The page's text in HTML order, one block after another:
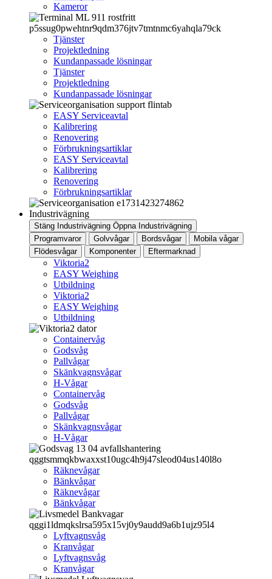
Kameror
Tjänster
Projektledning
Kundanpassade lösningar
Tjänster
Projektledning
Kundanpassade lösningar
EASY Serviceavtal
Kalibrering
Renovering
Förbrukningsartiklar
EASY Serviceavtal
Kalibrering
Renovering
Förbrukningsartiklar
Industrivägning
Stäng Industrivägning Öppna Industrivägning
Programvaror
Golvvågar Bordsvågar
Mobila vågar
Flödesvågar
Komponenter Eftermarknad
Viktoria2
EASY Weighing
Utbildning
Viktoria2
EASY Weighing
Utbildning
Containervåg
Godsvåg
Pallvågar
Skänkvagnsvågar
H-Vågar
Containervåg
Godsvåg
Pallvågar
Skänkvagnsvågar
H-Vågar
Räknevågar
Bänkvågar
Räknevågar
Bänkvågar
Lyftvagnsvåg
Kranvågar
Lyftvagnsvåg
Kranvågar